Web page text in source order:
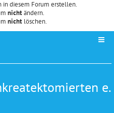
diesem Forum erstellen.
nichtändern.
nicht löschen.
e.